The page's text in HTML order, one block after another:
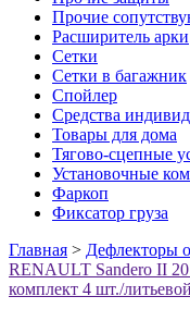
Прочие
Расширитель арки
Сетки
Сетки в багажник
Спойлер
Средства
Товары для дома
Тягово-сцепные
Установочные
Фаркоп
Фиксатор груза
Главная > Дефлекторы
RENAULT Sandero II
комплект 4 шт./